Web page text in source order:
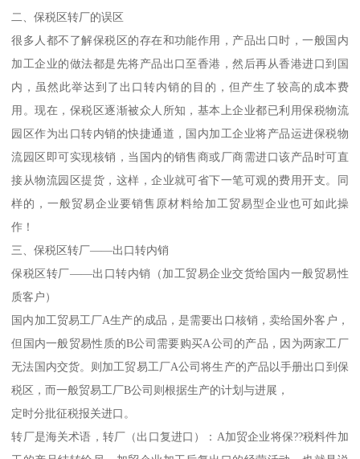
二、保税区转厂的误区
很多人都不了解保税区的存在和功能作用，产品出口时，一般国内
加工企业的做法都是先将产品出口至香港，然后再从香港进口到国
内，虽然此举达到了出口转内销的目的，但产生了较高的成本费
用。现在，保税区逐渐被众人所知，基本上企业都已利用保税物流
园区作为出口转内销的快捷通道，国内加工企业将产品运进保税物
流园区即可实现核销，当国内的销售商或厂商需进口该产品时可直
接从物流园区提货，这样，企业就可省下一笔可观的费用开支。同
样的，一般贸易企业要销售原材料给加工贸易型企业也可如此操
作！
三、保税区转厂——出口转内销
保税区转厂——出口转内销（加工贸易企业交货给国内一般贸易性
质客户）
国内加工贸易工厂A生产的成品，是需要出口核销，卖给国外客户，
但国内一般贸易性质的B公司需要购买A公司的产品，因为两家工厂
无法国内交货。则加工贸易工厂A公司将生产的产品以手册出口到保
税区，而一般贸易工厂B公司则根据生产的计划与进展，
定时分批征税报关进口。
转厂是海关术语，转厂（出口复进口）：A加贸企业将保??税料件加